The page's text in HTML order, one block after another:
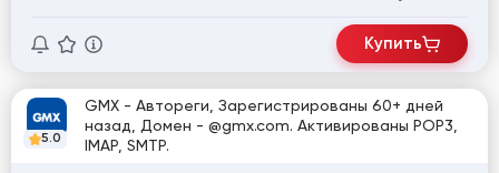
Купить
5.0
GMX - Автореги, Зарегистрированы 60+ дней
назад, Домен - @gmx.com. Активированы POP3,
IMAP, SMTP.